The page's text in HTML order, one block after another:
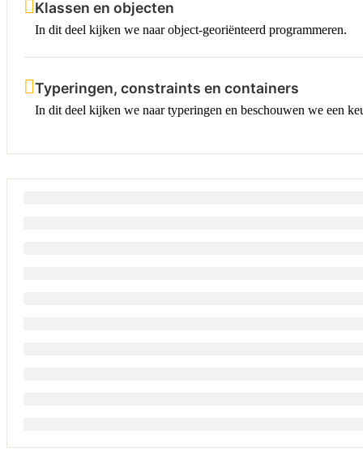
Klassen en objecten
In dit deel kijken we naar object-georiënteerd programmeren.
Typeringen, constraints en containers
In dit deel kijken we naar typeringen en beschouwen we een